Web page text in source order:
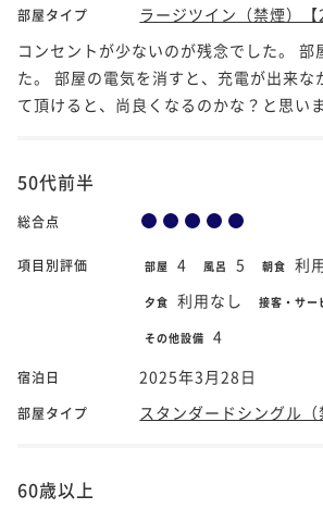
部屋タイプ
ラージツイン（禁煙）【
コンセントが少ないのが残念でした。 部
た。 部屋の電気を消すと、充電が出来な
て頂けると、尚良くなるのかな？と思いま
50代前半
総合点
項目別評価 部屋 4 風呂 5 朝食 利
夕食 利用なし 接客・サー
その他設備 4
宿泊日 2025年3月28日
部屋タイプ スタンダードシングル（
60歳以上